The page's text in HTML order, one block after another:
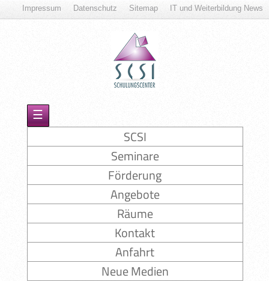
IT und Weiterbildung News
Sitemap
Datenschutz
Impressum
☰
SCSI
Seminare
Förderung
Angebote
Räume
Kontakt
Anfahrt
Neue Medien